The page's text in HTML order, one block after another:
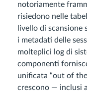
notoriamente
risiedono nelle
livello di scansione
i metadati delle
molteplici log di
componenti
unificata “out of
crescono — inclusi